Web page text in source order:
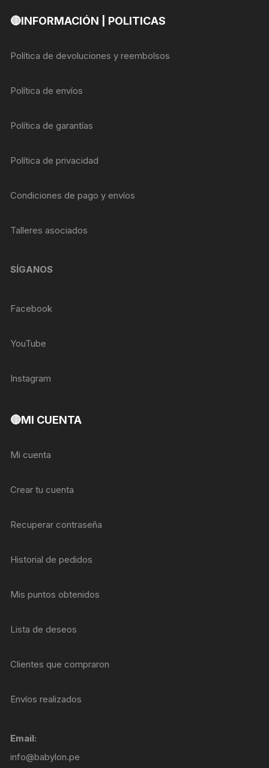
🔴INFORMACIÓN | POLITICAS
Política de devoluciones y reembolsos
Política de envíos
Política de garantías
Política de privacidad
Condiciones de pago y envíos
Talleres asociados
SÍGANOS
Facebook
YouTube
Instagram
🔴MI CUENTA
Mi cuenta
Crear tu cuenta
Recuperar contraseña
Historial de pedidos
Mis puntos obtenidos
Lista de deseos
Clientes que compraron
Envíos realizados
Email:
info@babylon.pe